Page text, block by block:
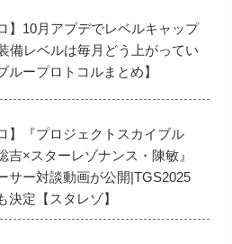
】10月アプデでレベルキャップ
備レベルは毎月どう上がってい
ループロトコルまとめ】
】『プロジェクトスカイブル
吉×スターレゾナンス・陳敏』
サー対談動画が公開|TGS2025
決定【スタレゾ】